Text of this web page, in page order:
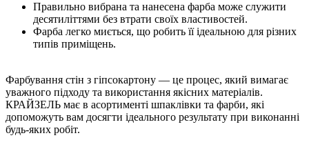
Правильно вибрана та нанесена фарба може служити
десятиліттями без втрати своїх властивостей.
Фарба легко миється, що робить її ідеальною для різних
типів приміщень.
Фарбування стін з гіпсокартону — це процес, який вимагає
уважного підходу та використання якісних матеріалів.
КРАЙЗЕЛЬ має в асортименті шпаклівки та фарби, які
допоможуть вам досягти ідеального результату при виконанні
будь-яких робіт.